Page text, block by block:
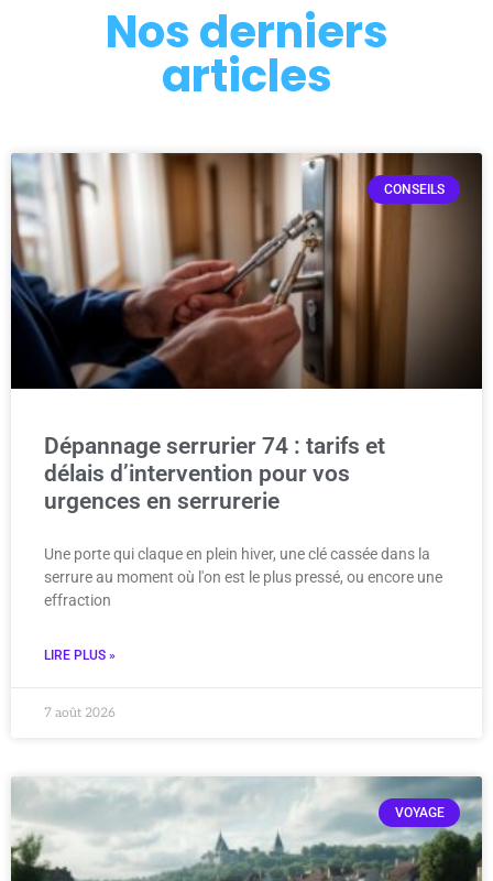
Nos derniers
articles
CONSEILS
Dépannage serrurier 74 : tarifs et
délais d’intervention pour vos
urgences en serrurerie
Une porte qui claque en plein hiver, une clé cassée dans la
serrure au moment où l'on est le plus pressé, ou encore une
effraction
LIRE PLUS »
7 août 2026
VOYAGE